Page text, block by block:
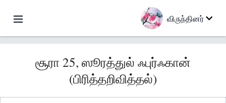
விருந்தினர்
சூரா 25, ஸூரத்துல் ஃபுர்ஃகான்
(பிரித்தறிவித்தல்)